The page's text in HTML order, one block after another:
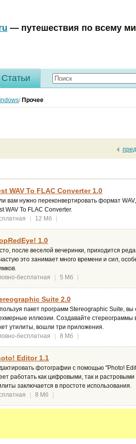
— путешествия по всему
Статьи
/ Прочее
WAV To FLAC Converter 1.0
вам нужно переконвертировать формат
WAV To FLAC Converter.
12 Мб
1.0
после веселой вечеринки, приходится
это занимает много времени и сил,
бесплатная
5 Мб
Suite 2.0
пакет программ Stereographic Suite,
иллюзии. Создавайте стереограммы
утилиты, вошли три приложения.
бесплатная
8 Мб
Editor 1.1
фотографии с помощью "Photo!
работать как цифровыми, так и
заключается в простоте использования.
8 Мб